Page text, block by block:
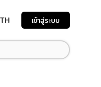
TH เข้าสู่ระบบ